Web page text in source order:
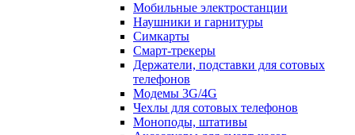
Мобильные электростанции
Наушники и гарнитуры
Симкарты
Смарт-трекеры
Держатели, подставки для сотовых
телефонов
Модемы 3G/4G
Чехлы для сотовых телефонов
Моноподы, штативы